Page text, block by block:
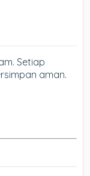
Setiap
aman.